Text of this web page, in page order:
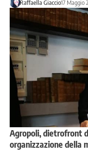
Raffaella Giaccio17 Maggio
Agropoli, dietrofront
organizzazione della